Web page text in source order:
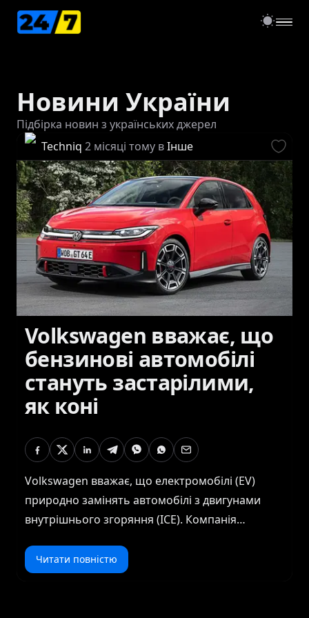
Новини України
Підбірка новин з українських джерел
Techniq 2 місяці тому вІнше
Volkswagen вважає, що
бензинові автомобілі
стануть застарілими,
як коні
Volkswagen вважає, що електромобілі (EV)
природно замінять автомобілі з двигунами
внутрішнього згоряння (ICE). Компанія
переваги електромобілів, а не
зосереджуватися на забороні бензинових
Читати повністю